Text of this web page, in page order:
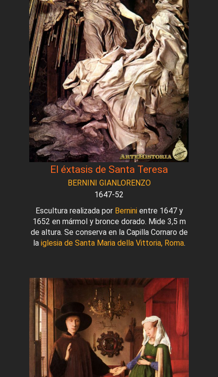
El éxtasis de Santa Teresa
BERNINI GIANLORENZO
1647-52
Escultura realizada por Berninientre 1647 y
1652 en mármol y bronce dorado. Mide 3,5 m
de altura. Se conserva en la Capilla Cornaro de
la iglesia de Santa Maria della Vittoria, Roma.